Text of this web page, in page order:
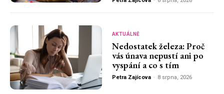
AKTUÁLNĚ
Nedostatek železa: Proč
vás únava nepustí ani po
vyspání a co s tím
Petra Zajícova - 8 srpna, 2026